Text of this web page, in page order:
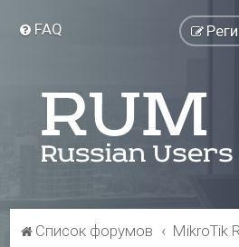
FAQ
Список форумов MikroTik